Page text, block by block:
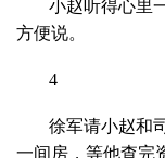
小赵听得心里
方便说。
4
徐军请小赵和
一间房，等他查完